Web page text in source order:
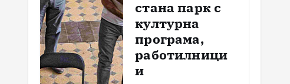
стана парк с
културна
програма,
работилници
и